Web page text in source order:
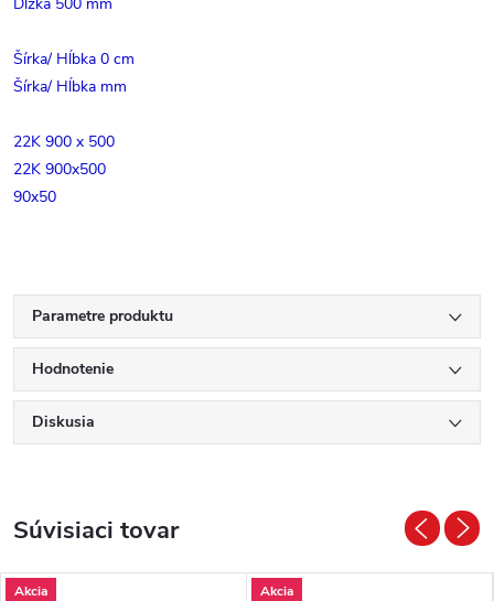
Šírka/ Hĺbka 0 cm
Šírka/ Hĺbka mm
22K 900 x 500
22K 900x500
90x50
Parametre produktu
Hodnotenie
Diskusia
Súvisiaci tovar
Akcia Akcia